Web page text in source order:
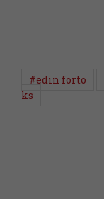
#edin forto
ks